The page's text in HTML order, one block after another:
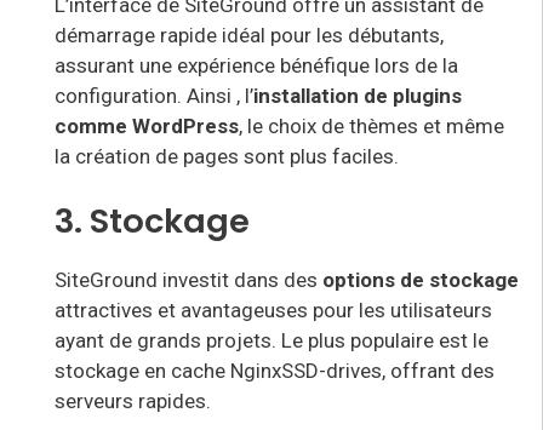
démarrage rapide idéal pour les débutants,
assurant une expérience bénéfique lors de la
configuration. Ainsi , l’installation de plugins
comme WordPress, le choix de thèmes et même
la création de pages sont plus faciles.
3. Stockage
SiteGround investit dans des options de stockage
attractives et avantageuses pour les utilisateurs
ayant de grands projets. Le plus populaire est le
stockage en cache NginxSSD-drives, offrant des
serveurs rapides.